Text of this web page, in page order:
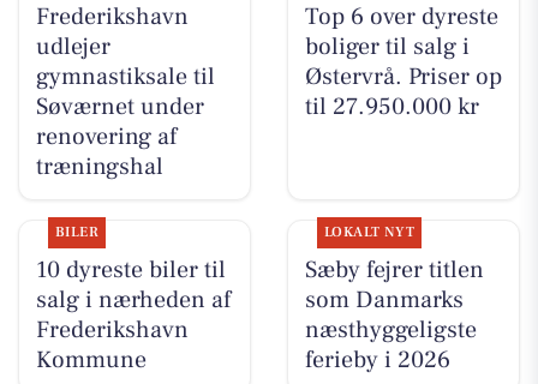
Frederikshavn
udlejer
gymnastiksale til
Søværnet under
renovering af
træningshal
Top 6 over dyreste
boliger til salg i
Østervrå. Priser op
til 27.950.000 kr
BILER
10 dyreste biler til
salg i nærheden af
Frederikshavn
Kommune
LOKALT NYT
Sæby fejrer titlen
som Danmarks
næsthyggeligste
ferieby i 2026